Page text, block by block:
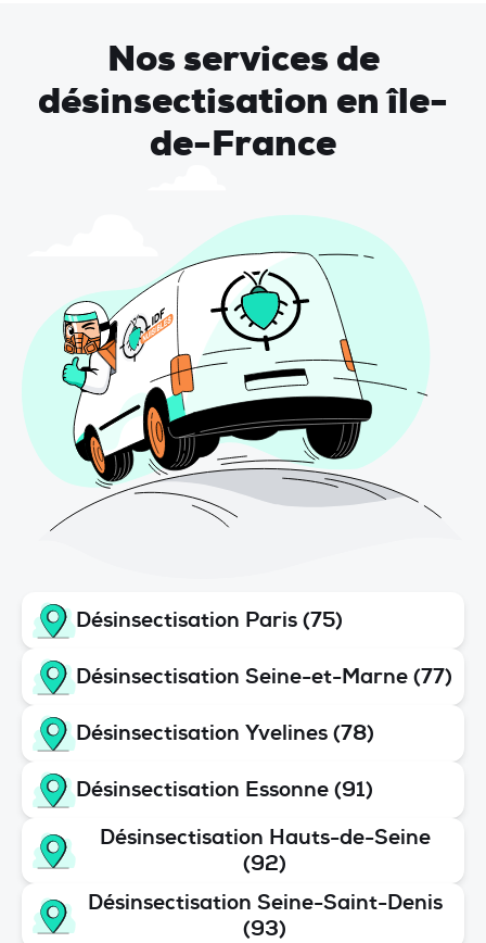
Nos services de
désinsectisation en île-
de-France
Désinsectisation Paris (75)
Désinsectisation Seine-et-Marne (77)
Désinsectisation Yvelines (78)
Désinsectisation Essonne (91)
Désinsectisation Hauts-de-Seine
(92)
Désinsectisation Seine-Saint-Denis
(93)